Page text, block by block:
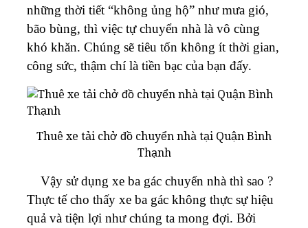
những thời tiết “không ủng hộ” như mưa gió,
bão bùng, thì việc tự chuyển nhà là vô cùng
khó khăn. Chúng sẽ tiêu tốn không ít thời gian,
công sức, thậm chí là tiền bạc của bạn đấy.
Thuê xe tải chở đồ chuyển nhà tại Quận Bình
Thạnh
Vậy sử dụng xe ba gác chuyển nhà thì sao ?
Thực tế cho thấy xe ba gác không thực sự hiệu
quả và tiện lợi như chúng ta mong đợi. Bởi